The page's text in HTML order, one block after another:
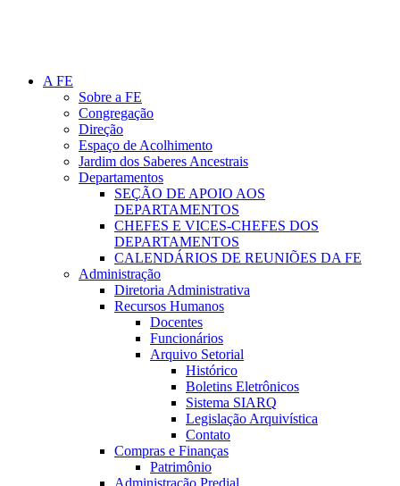
A FE
Sobre a FE
Congregação
Direção
Espaço de Acolhimento
Jardim dos Saberes Ancestrais
Departamentos
SEÇÃO DE APOIO AOS
DEPARTAMENTOS
CHEFES E VICES-CHEFES DOS
DEPARTAMENTOS
CALENDÁRIOS DE REUNIÕES DA FE
Administração
Diretoria Administrativa
Recursos Humanos
Docentes
Funcionários
Arquivo Setorial
Histórico
Boletins Eletrônicos
Sistema SIARQ
Legislação Arquivística
Contato
Compras e Finanças
Patrimônio
Administração Predial